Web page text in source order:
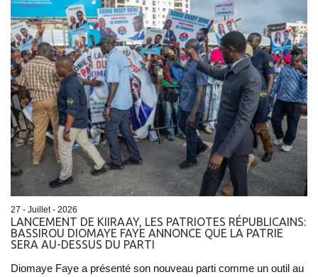
27 - Juillet - 2026
LANCEMENT DE KIIRAAY, LES PATRIOTES RÉPUBLICAINS:
BASSIROU DIOMAYE FAYE ANNONCE QUE LA PATRIE
SERA AU-DESSUS DU PARTI
Diomaye Faye a présenté son nouveau parti comme un outil au